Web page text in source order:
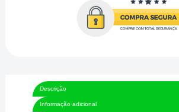
Descrição
Informação adicional